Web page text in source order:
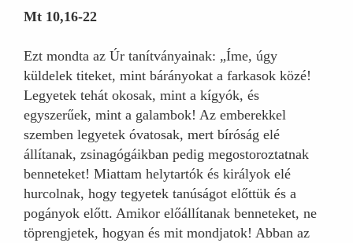
Mt 10,16-22
Ezt mondta az Úr tanítványainak: „Íme, úgy
küldelek titeket, mint bárányokat a farkasok közé!
Legyetek tehát okosak, mint a kígyók, és
egyszerűek, mint a galambok! Az emberekkel
szemben legyetek óvatosak, mert bíróság elé
állítanak, zsinagógáikban pedig megostoroztatnak
benneteket! Miattam helytartók és királyok elé
hurcolnak, hogy tegyetek tanúságot előttük és a
pogányok előtt. Amikor előállítanak benneteket, ne
töprengjetek, hogyan és mit mondjatok! Abban az